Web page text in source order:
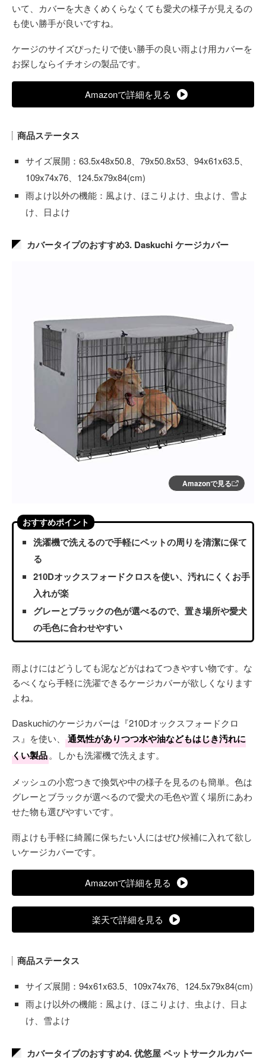
いて、カバーを大きくめくらなくても愛犬の様子が見えるの
も使い勝手が良いですね。
ケージのサイズぴったりで使い勝手の良い雨よけ用カバーを
お探しならイチオシの製品です。
Amazonで詳細を見る
商品ステータス
サイズ展開：63.5x48x50.8、79x50.8x53、94x61x63.5、
109x74x76、124.5x79x84(cm)
雨よけ以外の機能：風よけ、ほこりよけ、虫よけ、雪よ
け、日よけ
カバータイプのおすすめ3. Daskuchi ケージカバー
Amazonで見る
おすすめポイント
洗濯機で洗えるので手軽にペットの周りを清潔に保て
る
210Dオックスフォードクロスを使い、汚れにくくお手
入れが楽
グレーとブラックの色が選べるので、置き場所や愛犬
の毛色に合わせやすい
雨よけにはどうしても泥などがはねてつきやすい物です。な
るべくなら手軽に洗濯できるケージカバーが欲しくなります
よね。
Daskuchiのケージカバーは『210Dオックスフォードクロ
ス』を使い、
通気性がありつつ水や油などもはじき汚れに
くい製品。しかも洗濯機で洗えます。
メッシュの小窓つきで換気や中の様子を見るのも簡単。色は
グレーとブラックが選べるので愛犬の毛色や置く場所にあわ
せた物も選びやすいです。
雨よけも手軽に綺麗に保ちたい人にはぜひ候補に入れて欲し
いケージカバーです。
Amazonで詳細を見る
楽天で詳細を見る
商品ステータス
サイズ展開：94x61x63.5、109x74x76、124.5x79x84(cm)
雨よけ以外の機能：風よけ、ほこりよけ、虫よけ、日よ
け、雪よけ
カバータイプのおすすめ4. 优悠屋 ペットサークルカバー